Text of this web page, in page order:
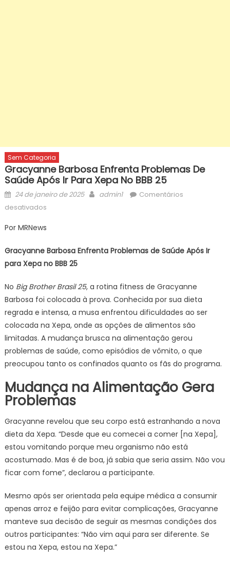
Sem Categoria
Gracyanne Barbosa Enfrenta Problemas De
Saúde Após Ir Para Xepa No BBB 25
Posted
on
24 de janeiro de 2025 Author
admin1
Comentários
desativadosem
Barbosa
Problemas
de
Após
Ir
para
Xepa
no
BBB
25
Por MRNews
Gracyanne Barbosa Enfrenta Problemas de Saúde Após Ir
para Xepa no BBB 25
No Big Brother Brasil 25, a rotina fitness de Gracyanne
Barbosa foi colocada à prova. Conhecida por sua dieta
regrada e intensa, a musa enfrentou dificuldades ao ser
colocada na Xepa, onde as opções de alimentos são
limitadas. A mudança brusca na alimentação gerou
problemas de saúde, como episódios de vômito, o que
preocupou tanto os confinados quanto os fãs do programa.
Mudança na Alimentação Gera
Problemas
Gracyanne revelou que seu corpo está estranhando a nova
dieta da Xepa. “Desde que eu comecei a comer [na Xepa],
estou vomitando porque meu organismo não está
acostumado. Mas é de boa, já sabia que seria assim. Não vou
ficar com fome”, declarou a participante.
Mesmo após ser orientada pela equipe médica a consumir
apenas arroz e feijão para evitar complicações, Gracyanne
manteve sua decisão de seguir as mesmas condições dos
outros participantes: “Não vim aqui para ser diferente. Se
estou na Xepa, estou na Xepa.”